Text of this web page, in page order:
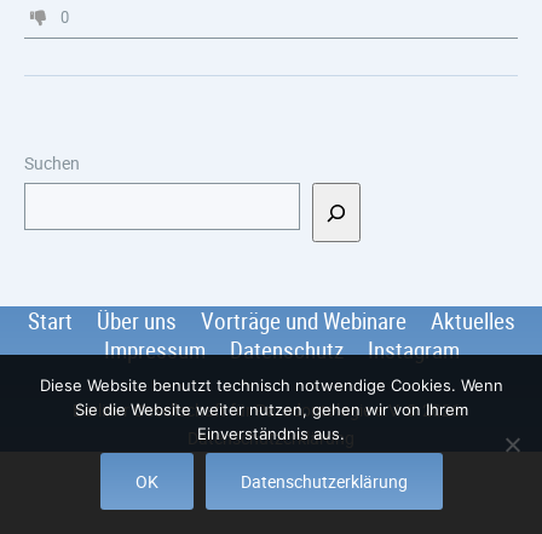
0
Suchen
Start Über uns Vorträge und Webinare
Aktuelles
Impressum
Datenschutz Instagram
Berliner Gesellschaft für Parodontologie e.V.© 2026.
Datenschutzerklärung
Diese Website benutzt technisch notwendige Cookies. Wenn
Sie die Website weiter nutzen, gehen wir von Ihrem
Einverständnis aus.
OK Datenschutzerklärung